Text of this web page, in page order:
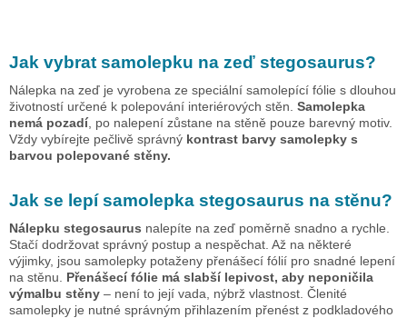
Jak vybrat samolepku na zeď stegosaurus?
Nálepka na zeď je vyrobena ze speciální samolepící fólie s dlouhou
životností určené k polepování interiérových stěn. Samolepka
nemá pozadí, po nalepení zůstane na stěně pouze barevný motiv.
Vždy vybírejte pečlivě správný kontrast barvy samolepky s
barvou polepované stěny.
Jak se lepí samolepka stegosaurus na stěnu?
Nálepku stegosaurus nalepíte na zeď poměrně snadno a rychle.
Stačí dodržovat správný postup a nespěchat. Až na některé
výjimky, jsou samolepky potaženy přenášecí fólií pro snadné lepení
na stěnu. Přenášecí fólie má slabší lepivost, aby neponičila
výmalbu stěny – není to její vada, nýbrž vlastnost. Členité
samolepky je nutné správným přihlazením přenést z podkladového